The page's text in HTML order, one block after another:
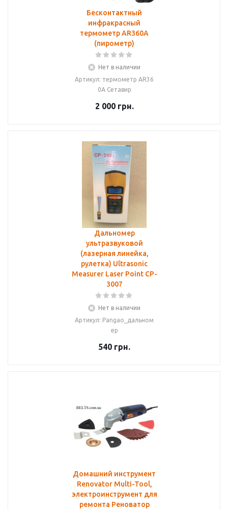
Бесконтактный
инфракрасный
термометр AR360A
(пирометр)
Нет в наличии
Артикул: термометр AR36
0А Сетавир
2 000грн.
Дальномер
ультразвуковой
(лазерная линейка,
рулетка) Ultrasonic
Measurer Laser Point CP-
3007
Нет в наличии
Артикул: Pangao_дальном
ер
540 грн.
Домашний инструмент
Renovator Multi-Tool,
электроинструмент для
ремонта Реноватор